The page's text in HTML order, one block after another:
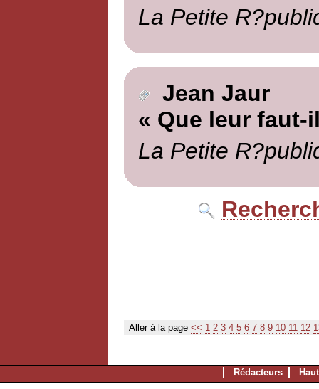
La Petite
Jean Jaur
« Que leur faut-
La Petite
Aller à la page << 1 2 3 4 5 6 7 8 9 10 11 12
Rédacteurs